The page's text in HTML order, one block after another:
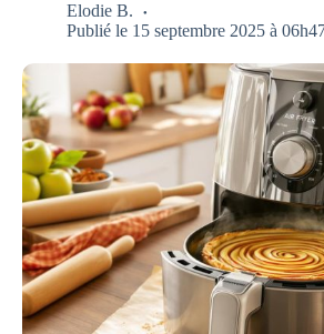
Elodie B.
Publié le 15 septembre 2025 à